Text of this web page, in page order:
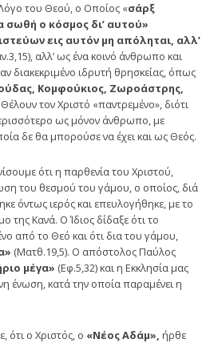
του Θεού, ο Οποίος «σάρξ
σωθή ο κόσμος δι’ αυτού»
εις αυτόν μη απόληται, αλλ’
αλλ’ ως ένα κοινό άνθρωπο και
διακεκριμένο ιδρυτή θρησκείας, όπως
Κομφούκιος, Ζωροάστρης,
τον Χριστό «παντρεμένο», διότι
ως μόνον άνθρωπο, με
δε θα μπορούσε να έχει και ως Θεός.
ότι η παρθενία του Χριστού,
του θεσμού του γάμου, ο οποίος, διά
όντως ιερός και επευλογήθηκε, με το
Κανά. Ο Ίδιος δίδαξε ότι το
από το Θεό και ότι δια του γάμου,
(Ματθ.19,5). Ο απόστολος Παύλος
μέγα» (Εφ.5,32) και η Εκκλησία μας
ένωση, κατά την οποία παραμένει η
ότι ο Χριστός, ο «Νέος Αδάμ», ήρθε